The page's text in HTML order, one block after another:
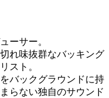
ーサー。
れ味抜群なバッキング
スト。
バックグラウンドに持
らない独自のサウンド